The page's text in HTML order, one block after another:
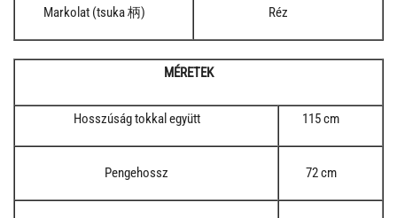
Markolat (tsuka 柄) Réz
MÉRETEK
Hosszúság tokkal együtt 115 cm
Pengehossz 72 cm